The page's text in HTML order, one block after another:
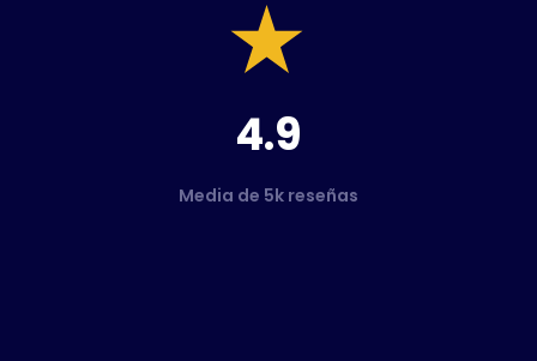
4.9
Media de 5k reseñas